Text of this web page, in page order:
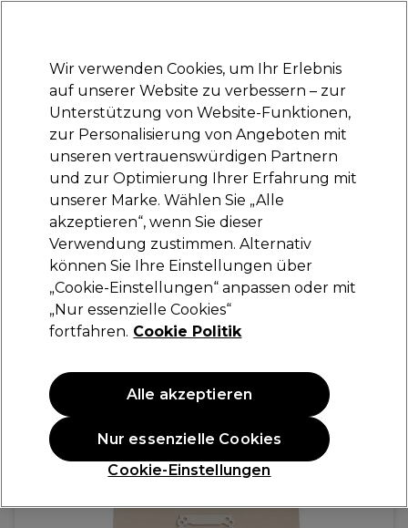
Anmelden
Marken Deals Haare Elektrogeräte Saloneinrichtung
Lieferung und Lieferzeiten
– mehr erfahren
Tondeo TCR blades
0
13,90 €
Wir verwenden Cookies, um Ihr Erlebnis
auf unserer Website zu verbessern – zur
Unterstützung von Website-Funktionen,
zur Personalisierung von Angeboten mit
unseren vertrauenswürdigen Partnern
und zur Optimierung Ihrer Erfahrung mit
unserer Marke. Wählen Sie „Alle
akzeptieren“, wenn Sie dieser
Verwendung zustimmen. Alternativ
können Sie Ihre Einstellungen über
„Cookie-Einstellungen“ anpassen oder mit
„Nur essenzielle Cookies“
fortfahren. Cookie Politik
Cookie-Einstellungen
Nur essenzielle Cookies
Alle akzeptieren